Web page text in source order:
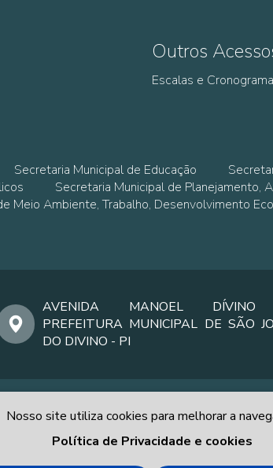
Outros
Escalas e
Secretaria Municipal de Educação
Secretaria Municipal de Planejamento,
Meio Ambiente, Trabalho, Desenvolvimento
AVENIDA MANOEL
PREFEITURA MUNICIPAL DE SÃO
DO DIVINO - PI
Nosso site utiliza cookies para melhorar a
Política de Privacidade e cookies